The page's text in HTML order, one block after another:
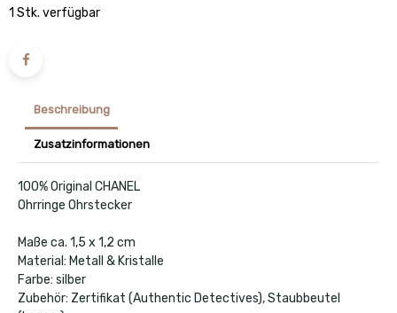
1 Stk. verfügbar
Beschreibung
Zusatzinformationen
100% Original CHANEL
Ohrringe Ohrstecker
Maße ca. 1,5 x 1,2 cm
Material: Metall & Kristalle
Farbe: silber
Zubehör: Zertifikat (Authentic Detectives), Staubbeutel